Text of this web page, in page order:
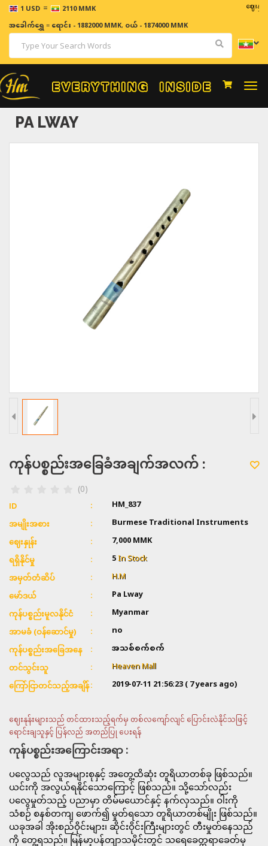
1 USD = 2110 MMK ဈေးနှုန်း
အခေါက်ရွှေ=ရောင်း - 1882000 MMK, ဝယ် - 1874000 MMK
PA LWAY
ကုန်ပစ္စည်းအခြေခံအချက်အလက် :
(0)
ID HM_837
အမျိုးအစား Burmese Traditional Instruments
ဈေးနှုန်း 7,000MMK
ရရှိနိုင်မှု 5In Stock
အမှတ်တံဆိပ် H.M
မော်ဒယ် Pa Lway
ကုန်ပစ္စည်းမူလနိုင်ငံ Myanmar
အာမခံ (ဝန်ဆောင်မှု) no
ကုန်ပစ္စည်းအခြေအနေ အသစ်စက်စက်
တင်သွင်းသူ Heaven Mall
ကြော်ငြာတင်သည့်အချိန် 2019-07-11 21:56:23( 7 years ago)
ဈေးနုန်းများသည် တင်ထားသည့်ရက်မှ တစ်လကျော်လျင် ပြောင်းလဲနိုင်သဖြင့်
ရောင်းချသူနှင့် ပြန်လည် အတည်ပြု ပေးရန်
ကုန်ပစ္စည်းအကြောင်းအရာ :
ပလွေသည် လူအများစုနှင့် အတွေ့ထိဆုံး တူရိယာတစ်ခု ဖြစ်သည်။
ယင်းကို အလွယ်ရနိုင်သောကြောင့် ဖြစ်သည်။ သို့သော်လည်း
ပလွေမှုတ်သည့် ပညာမှာ တိမ်မယောင်နှင့် နက်လှသည်။ ဝါးကို
သံစဉ် စနစ်တကျ ဖောက်၍ မှုတ်ရသော တူရိယာတစ်မျိုး ဖြစ်သည်။
ယခုအခါ အိုးစည်ဝိုင်းများ၊ ဆိုင်းဝိုင်းကြီးများတွင် တီးမှုတ်နေသည်
ကို တွေ့ရသည်။ မြန်မာ့ပန်တျာသမိုင်းတွင် သရေခေတ္တရာခေတ်မှ